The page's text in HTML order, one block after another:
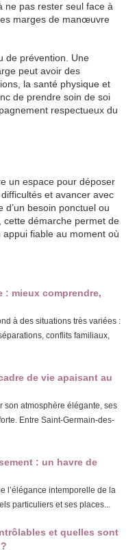
ne pas rester seul face à
marges de manœuvre
de prévention. Une
peut avoir des
la santé physique et
de prendre soin de soi
respectueux du
un espace pour déposer
et avancer avec
d’un besoin ponctuel ou
cette démarche permet de
appui fiable au moment où
mieux comprendre,
à des situations très variées :
conflits familiaux,
de vie apaisant au
son atmosphère élégante, ses
Entre Saint-Germain-des-
: un havre de
l’élégance intemporelle de la
particuliers et ses places...
et quelles sont